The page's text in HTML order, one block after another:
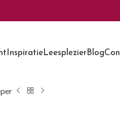
InspiratieLeesplezierBlog